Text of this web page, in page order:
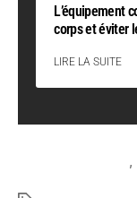
L’équipement
corps et éviter
LIRE LA SUITE